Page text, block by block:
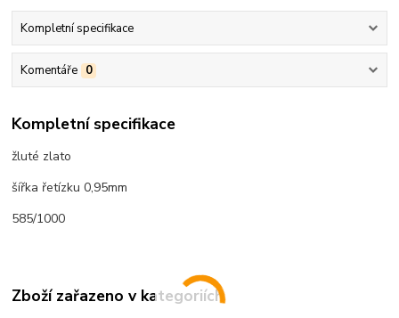
Kompletní specifikace
Komentáře 0
Kompletní specifikace
žluté zlato
šířka řetízku 0,95mm
585/1000
Zboží zařazeno v kategoriích